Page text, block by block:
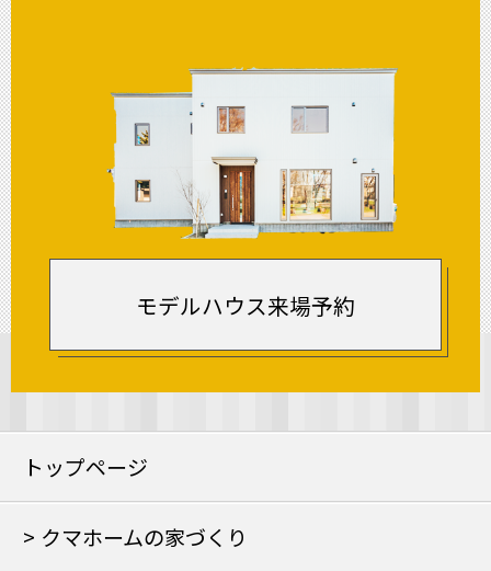
モデルハウス来場予約
トップページ
クマホームの家づくり